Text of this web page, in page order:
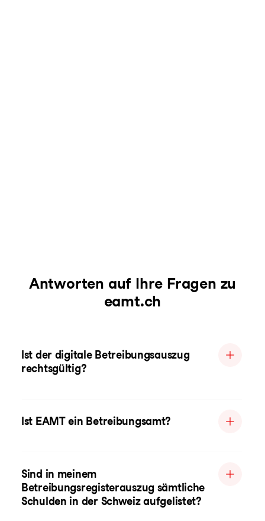
Antworten auf Ihre Fragen zu
eamt.ch
Ist der digitale Betreibungsauszug
rechtsgültig?
Ist EAMT ein Betreibungsamt?
Sind in meinem
Betreibungsregisterauszug sämtliche
Schulden in der Schweiz aufgelistet?